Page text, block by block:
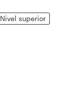
Nivel superior